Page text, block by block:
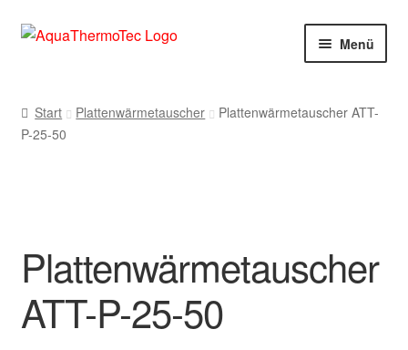
Zur
Zum
Menü
AGB
Cookie-Richtlinie
Datenschutzerklärung
Start Plattenwärmetauscher
Plattenwärmetauscher ATT-
P-25-50
Plattenwärmetauscher
ATT-P-25-50